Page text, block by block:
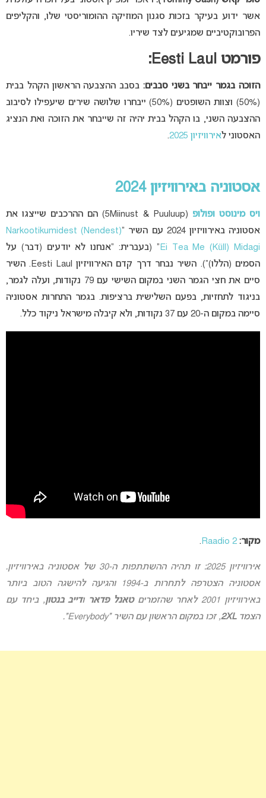
אשר ידוע בעיקר בזכות סגנון המוזיקה ההומוריסטי שלו, והקליפים
הפרובוקטיביים שמגיעים לצד שיריו.
פורמט Eesti Laul:
הזוכה בגמר ייבחר בשני סבבים: בסבב ההצבעה הראשון הקהל בבית
(50%) וצוות השופטים (50%) ייבחרו שלושה שירים שיעפילו לסיבוב
ההצבעה השני, בו הקהל בבית יהיה זה שייבחר את הזוכה ואת הנציג
האסטוני לאירוויזיון 2025 .
אסטוניה באירוויזיון 2024
ויס מינוסט ופולופ
(5Miinust & Puuluup) הם ההרכבים שייצגו את
אסטוניה באירוויזיון 2024 עם השיר “
(Nendest) Narkootikumidest
Ei Tea Me (Küll) Midagi ” (בעברית: “אנחנו לא יודעים (דבר) על
הסמים (הללו)”). השיר נבחר דרך קדם האירוויזיון Eesti Laul. השיר
סיים את חצי הגמר השני במקום השישי עם 79 נקודות, ועלה לגמר,
בניגוד לתחזיות, בפעם השלישית ברציפות. בגמר התחרות אסטוניה
סיימה במקום ה-20 עם 37 נקודות, ולא קיבלה מישראל ניקוד כלל.
מקור: Raadio 2
.
אירוויזיון 2025: זו תהיה ההשתתפות ה-30 של אסטוניה באירוויזיון.
אסטוניה הצטרפה לתחרות ב-1994 והגיעה להישגה הטוב ביותר
באירוויזיון 2001 לאחר שהזמרים
טאנל פדאר ודייב בנטון, ביחד עם
הצמד2XL, זכו במקום הראשון עם השיר “Everybody”.